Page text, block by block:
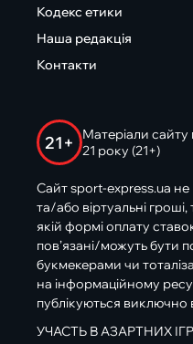
Кодекс етики
Наша редакція
Контакти
21+
Матеріали сайту
21 року (21+)
Сайт sport-express.ua не
та/або віртуальні
якій формі оплату
пов’язані/можуть бути
букмекерами чи
на інформаційному
публікуються виключно
УЧАСТЬ В АЗАРТНИХ